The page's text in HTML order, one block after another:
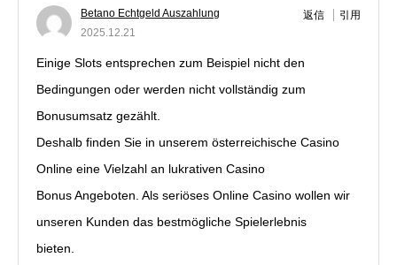
Betano Echtgeld Auszahlung
2025.12.21
返信 引用
Einige Slots entsprechen zum Beispiel nicht den
Bedingungen oder werden nicht vollständig zum
Bonusumsatz gezählt.
Deshalb finden Sie in unserem österreichische Casino
Online eine Vielzahl an lukrativen Casino
Bonus Angeboten. Als seriöses Online Casino wollen wir
unseren Kunden das bestmögliche Spielerlebnis
bieten.